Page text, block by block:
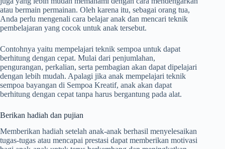
atau bermain permainan. Oleh karena itu, sebagai orang tua,
Anda perlu mengenali cara belajar anak dan mencari teknik
pembelajaran yang cocok untuk anak tersebut.
Contohnya yaitu mempelajari teknik sempoa untuk dapat
berhitung dengan cepat. Mulai dari penjumlahan,
pengurangan, perkalian, serta pembagian akan dapat dipelajari
dengan lebih mudah. Apalagi jika anak mempelajari teknik
sempoa bayangan di Sempoa Kreatif, anak akan dapat
berhitung dengan cepat tanpa harus bergantung pada alat.
Berikan hadiah dan pujian
Memberikan hadiah setelah anak-anak berhasil menyelesaikan
tugas-tugas atau mencapai prestasi dapat memberikan motivasi